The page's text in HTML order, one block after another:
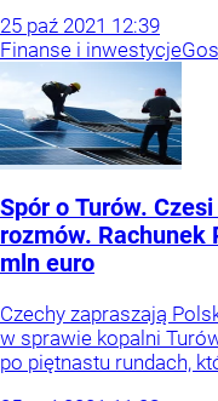
25 paź 2021 12:39
Finanse i inwestycje
Spór o Turów.
rozmów. Rachunek
mln euro
Czechy zapraszają
w sprawie kopalni
po piętnastu rundach,